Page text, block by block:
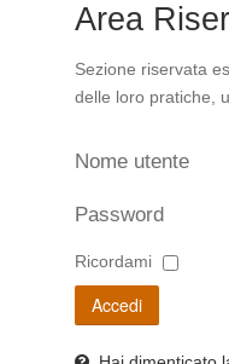
Area
Sezione riservata
delle loro pratiche,
Nome utente
Password
Ricordami
Accedi